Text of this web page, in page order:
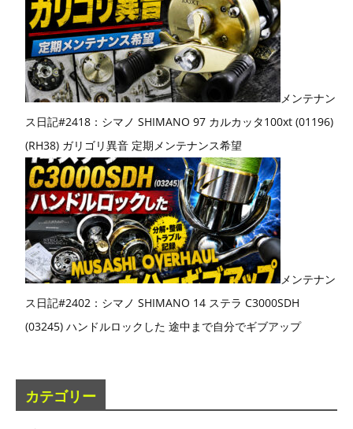
メンテナン
ス日記#2418：シマノ SHIMANO 97 カルカッタ100xt (01196)
(RH38) ガリゴリ異音 定期メンテナンス希望
メンテナン
ス日記#2402：シマノ SHIMANO 14 ステラ C3000SDH
(03245) ハンドルロックした 途中まで自分でギブアップ
カテゴリー